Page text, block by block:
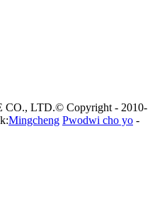
LTD.© Copyright - 2010-
Mingcheng Pwodwi cho yo -